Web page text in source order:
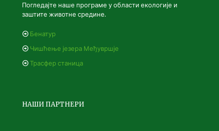
Погледајте наше програме у области екологије и
заштите животне средине.
Бенатур
Чишћење језера Међувршје
Трасфер станица
НАШИ ПАРТНЕРИ